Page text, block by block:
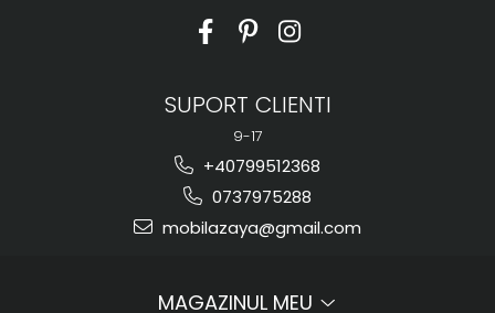
SUPORT CLIENTI
9-17
+40799512368
0737975288
mobilazaya@gmail.com
MAGAZINUL MEU